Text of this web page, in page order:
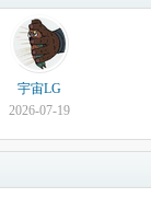
宇宙LG
2026-07-19